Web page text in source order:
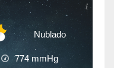
Nublado
774 mmHg